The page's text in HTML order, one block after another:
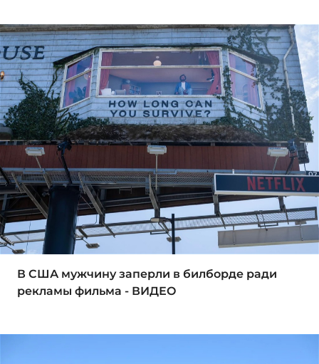
В США мужчину заперли в билборде ради
рекламы фильма - ВИДЕО